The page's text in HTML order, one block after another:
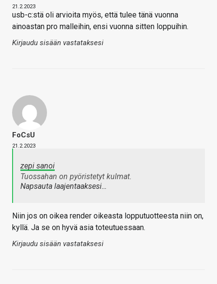
21.2.2023
usb-c:stä oli arvioita myös, että tulee tänä vuonna
ainoastan pro malleihin, ensi vuonna sitten loppuihin.
Kirjaudu sisään vastataksesi
FoCsU
21.2.2023
zepi sanoi
Tuossahan on pyöristetyt kulmat.
Napsauta laajentaaksesi…
Niin jos on oikea render oikeasta lopputuotteesta niin on,
kyllä. Ja se on hyvä asia toteutuessaan.
Kirjaudu sisään vastataksesi